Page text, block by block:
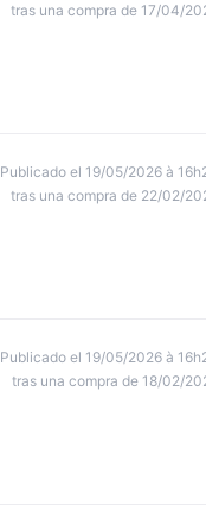
tras una compra de 17/04/
Publicado el 19/05/2026 à
tras una compra de 22/02/
Publicado el 19/05/2026 à
tras una compra de 18/02/